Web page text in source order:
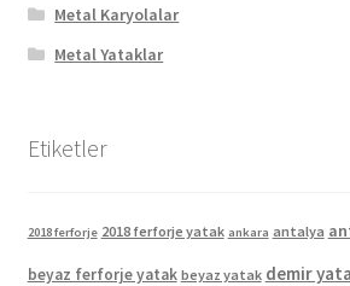
Metal Karyolalar
Metal Yataklar
Etiketler
2018 ferforje 2018 ferforje yatak ankara antalya
beyaz ferforje yatak beyaz yatak demir